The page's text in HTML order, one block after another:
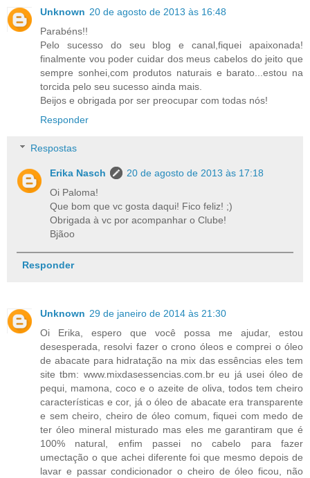
Unknown 20 de agosto de 2013 às 16:48
Parabéns!!
Pelo sucesso do seu blog e canal,fiquei apaixonada!
finalmente vou poder cuidar dos meus cabelos do jeito que
sempre sonhei,com produtos naturais e barato...estou na
torcida pelo seu sucesso ainda mais.
Beijos e obrigada por ser preocupar com todas nós!
Responder
Respostas
Erika Nasch
20 de agosto de 2013 às 17:18
Oi Paloma!
Que bom que vc gosta daqui! Fico feliz! ;)
Obrigada à vc por acompanhar o Clube!
Bjãoo
Responder
Unknown 29 de janeiro de 2014 às 21:30
Oi Erika, espero que você possa me ajudar, estou
desesperada, resolvi fazer o crono óleos e comprei o óleo
de abacate para hidratação na mix das essências eles tem
site tbm: www.mixdasessencias.com.br eu já usei óleo de
pequi, mamona, coco e o azeite de oliva, todos tem cheiro
características e cor, já o óleo de abacate era transparente
e sem cheiro, cheiro de óleo comum, fiquei com medo de
ter óleo mineral misturado mas eles me garantiram que é
100% natural, enfim passei no cabelo para fazer
umectação o que achei diferente foi que mesmo depois de
lavar e passar condicionador o cheiro de óleo ficou, não